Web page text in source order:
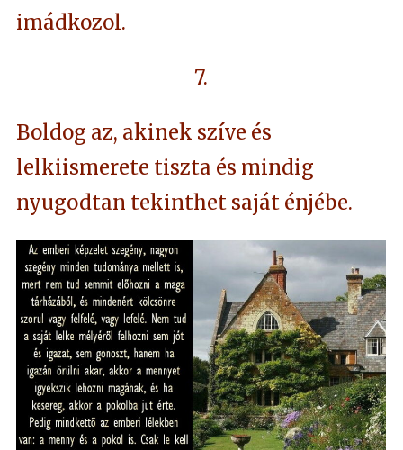
imádkozol.
7.
Boldog az, akinek szíve és
lelkiismerete tiszta és mindig
nyugodtan tekinthet saját énjébe.